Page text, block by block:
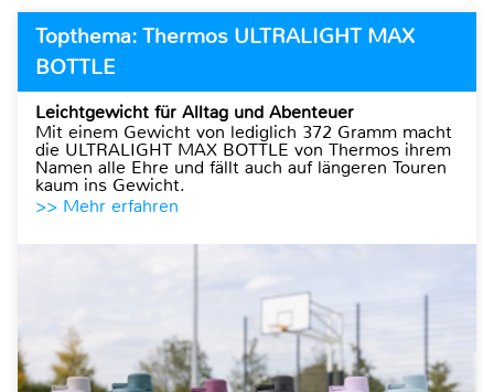
Topthema: Thermos ULTRALIGHT MAX
BOTTLE
Leichtgewicht für Alltag und Abenteuer
Mit einem Gewicht von lediglich 372 Gramm macht
die ULTRALIGHT MAX BOTTLE von Thermos ihrem
Namen alle Ehre und fällt auch auf längeren Touren
kaum ins Gewicht.
>> Mehr erfahren